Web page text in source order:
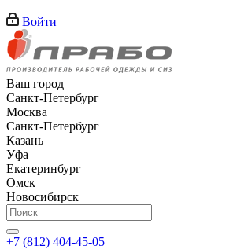
Войти
Ваш город
Санкт-Петербург
Москва
Санкт-Петербург
Казань
Уфа
Екатеринбург
Омск
Новосибирск
+7 (812) 404-45-05